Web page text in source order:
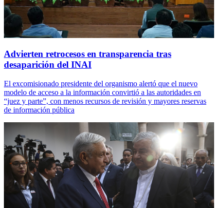
Advierten retrocesos en transparencia tras
desaparición del INAI
El excomisionado presidente del organismo alertó que el nuevo
modelo de acceso a la información convirtió a las autoridades en
“juez y parte”, con menos recursos de revisión y mayores reservas
de información pública